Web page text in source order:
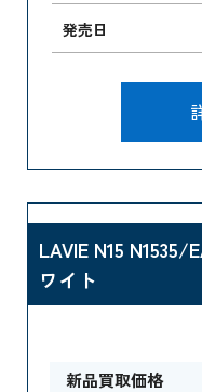
発売日
LAVIE N15 N1535/
ワイト
新品買取価格